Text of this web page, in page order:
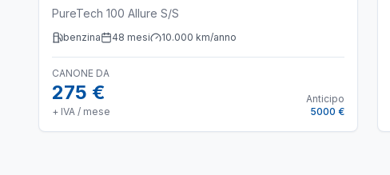
PureTech 100 Allure S/S
benzina 48 mesi 10.000 km/anno
CANONE DA
275 €
+ IVA / mese
Anticipo
5000 €